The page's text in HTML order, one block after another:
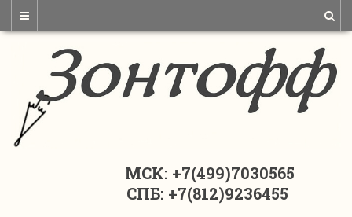
МСК: +7(499)7030565
СПБ: +7(812)9236455